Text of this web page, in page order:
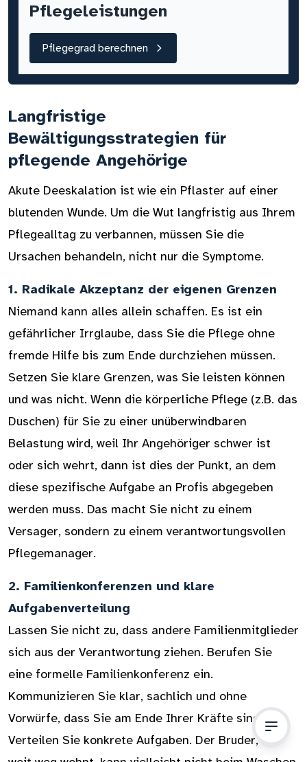
Pflegeleistungen
Pflegegrad berechnen
Langfristige
Bewältigungsstrategien für
pflegende Angehörige
Akute Deeskalation ist wie ein Pflaster auf einer
blutenden Wunde. Um die Wut langfristig aus Ihrem
Pflegealltag zu verbannen, müssen Sie die
Ursachen behandeln, nicht nur die Symptome.
1. Radikale Akzeptanz der eigenen Grenzen
Niemand kann alles allein schaffen. Es ist ein
gefährlicher Irrglaube, dass Sie die Pflege ohne
fremde Hilfe bis zum Ende durchziehen müssen.
Setzen Sie klare Grenzen, was Sie leisten können
und was nicht. Wenn die körperliche Pflege (z.B. das
Duschen) für Sie zu einer unüberwindbaren
Belastung wird, weil Ihr Angehöriger schwer ist
oder sich wehrt, dann ist dies der Punkt, an dem
diese spezifische Aufgabe an Profis abgegeben
werden muss. Das macht Sie nicht zu einem
Versager, sondern zu einem verantwortungsvollen
Pflegemanager.
2. Familienkonferenzen und klare
Aufgabenverteilung
Lassen Sie nicht zu, dass andere Familienmitglieder
sich aus der Verantwortung ziehen. Berufen Sie
eine formelle Familienkonferenz ein.
Kommunizieren Sie klar, sachlich und ohne
Vorwürfe, dass Sie am Ende Ihrer Kräfte sind.
Verteilen Sie konkrete Aufgaben. Der Bruder, der